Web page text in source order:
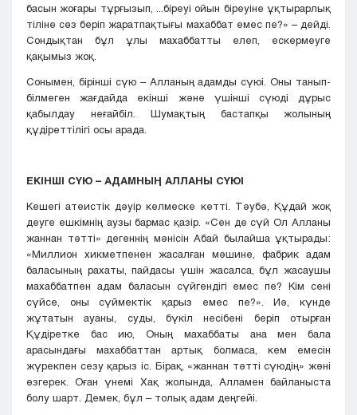
басын жоғары тұрғызып, ...біреуі ойын біреуіне ұқтырарлық
тіліне сөз беріп жаратпақтығы махаббат емес пе?» – дейді.
Сондықтан бұл ұлы махаббатты елеп, ескермеуге
қақымыз жоқ.
Сонымен, бірінші сүю – Алланың адамды сүюі. Оны танып-
білмеген жағдайда екінші және үшінші сүюді дұрыс
қабылдау неғайбіл. Шумақтың бастапқы жолының
құдіреттілігі осы арада.
ЕКІНШІ СҮЮ – АДАМНЫҢ АЛЛАНЫ СҮЮІ
Кешегі атеистік дәуір келмеске кетті. Тәубә, Құдай жоқ
деуге ешкімнің аузы бармас қазір. «Сен де сүй Ол Алланы
жаннан тәтті» дегеннің мәнісін Абай былайша ұқтырады:
«Миллион хикметпенен жасалған мәшине, фабрик адам
баласының рахаты, пайдасы үшін жасалса, бұл жасаушы
махаббатпен адам баласын сүйгендігі емес пе? Кім сені
сүйсе, оны сүймектік қарыз емес пе?». Иә, күнде
жұтатын ауаны, суды, бүкіл несібені беріп отырған
Құдіретке бас ию, Оның махаббаты ана мен бала
арасындағы махаббаттан артық болмаса, кем емесін
жүрекпен сезу қарыз іс. Бірақ, «жаннан тәтті сүюдің» жөні
өзгерек. Оған үнемі Хақ жолында, Алламен байланыста
болу шарт. Демек, бұл – толық адам деңгейі.